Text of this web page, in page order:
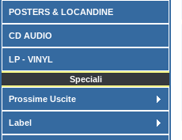
POSTERS & LOCANDINE
CD AUDIO
LP - VINYL
Speciali
Prossime Uscite
Label